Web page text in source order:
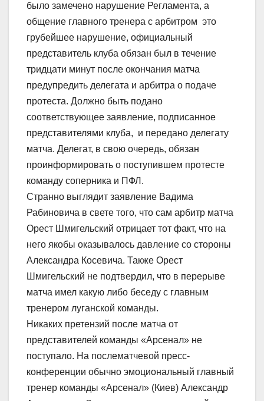
было замечено нарушение Регламента, а
общение главного тренера с арбитром это
грубейшее нарушение, официальный
представитель клуба обязан был в течение
тридцати минут после окончания матча
предупредить делегата и арбитра о подаче
протеста. Должно быть подано
соответствующее заявление, подписанное
представителями клуба, и передано делегату
матча. Делегат, в свою очередь, обязан
проинформировать о поступившем протесте
команду соперника и ПФЛ.
Странно выглядит заявление Вадима
Рабиновича в свете того, что сам арбитр матча
Орест Шмигельский отрицает тот факт, что на
него якобы оказывалось давление со стороны
Александра Косевича. Также Орест
Шмигельский не подтвердил, что в перерыве
матча имел какую либо беседу с главным
тренером луганской команды.
Никаких претензий после матча от
представителей команды «Арсенал» не
поступало. На послематчевой пресс-
конференции обычно эмоциональный главный
тренер команды «Арсенал» (Киев) Александр